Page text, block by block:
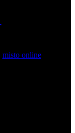
misto online